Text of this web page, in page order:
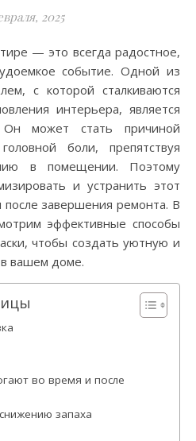
2025
событие. Одной из
с которой сталкиваются
интерьера, является
Он может стать причиной
боли, препятствуя
в помещении. Поэтому
и устранить этот
после завершения ремонта. В
эффективные способы
чтобы создать уютную и
вашем доме.
во время и после
запаха